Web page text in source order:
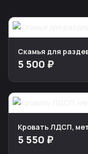
Скамья для
5 500 ₽
Кровать ЛДСП,
5 550 ₽